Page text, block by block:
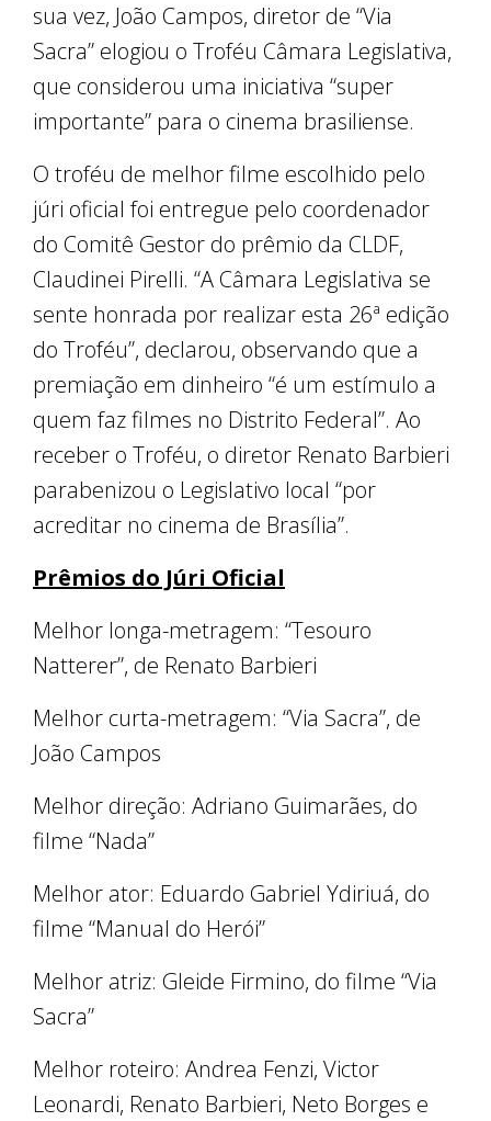
sua vez, João Campos, diretor de “Via
Sacra” elogiou o Troféu Câmara Legislativa,
que considerou uma iniciativa “super
importante” para o cinema brasiliense.
O troféu de melhor filme escolhido pelo
júri oficial foi entregue pelo coordenador
do Comitê Gestor do prêmio da CLDF,
Claudinei Pirelli. “A Câmara Legislativa se
sente honrada por realizar esta 26ª edição
do Troféu”, declarou, observando que a
premiação em dinheiro “é um estímulo a
quem faz filmes no Distrito Federal”. Ao
receber o Troféu, o diretor Renato Barbieri
parabenizou o Legislativo local “por
acreditar no cinema de Brasília”.
Prêmios do Júri Oficial
Melhor longa-metragem: “Tesouro
Natterer”, de Renato Barbieri
Melhor curta-metragem: “Via Sacra”, de
João Campos
Melhor direção: Adriano Guimarães, do
filme “Nada”
Melhor ator: Eduardo Gabriel Ydiriuá, do
filme “Manual do Herói”
Melhor atriz: Gleide Firmino, do filme “Via
Sacra”
Melhor roteiro: Andrea Fenzi, Victor
Leonardi, Renato Barbieri, Neto Borges e